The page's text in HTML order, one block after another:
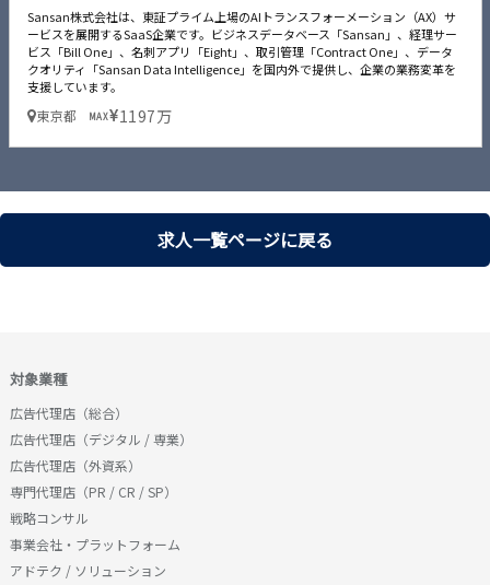
Sansan株式会社は、東証プライム上場のAIトランスフォーメーション（AX）サ
ービスを展開するSaaS企業です。ビジネスデータベース「Sansan」、経理サー
ビス「Bill One」、名刺アプリ「Eight」、取引管理「Contract One」、データ
クオリティ「Sansan Data Intelligence」を国内外で提供し、企業の業務変革を
支援しています。
東京都 MAX 1197万
求人一覧ページに戻る
対象業種
広告代理店（総合）
広告代理店（デジタル / 専業）
広告代理店（外資系）
専門代理店（PR / CR / SP）
戦略コンサル
事業会社・プラットフォーム
アドテク / ソリューション